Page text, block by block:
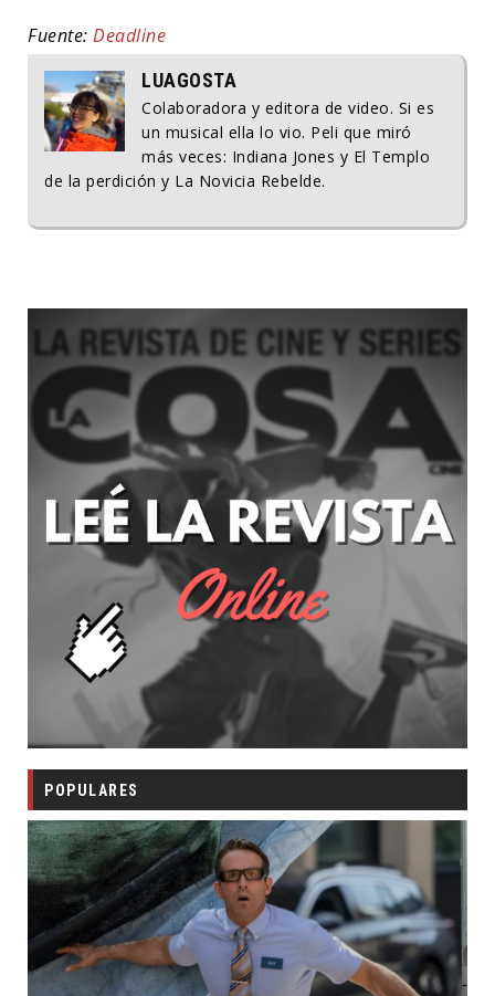
Fuente: Deadline
LUAGOSTA
Colaboradora y editora de video. Si es
un musical ella lo vio. Peli que miró
más veces: Indiana Jones y El Templo
de la perdición y La Novicia Rebelde.
POPULARES